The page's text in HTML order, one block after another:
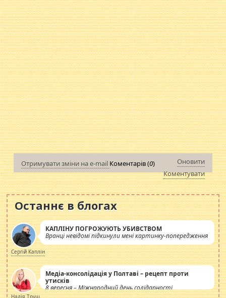
Отримувати зміни на e-mail Коментарів (0)
Оновити
Коментувати
Останнє в блогах
КАПЛІНУ ПОГРОЖУЮТЬ УБИВСТВОМ
Вранці невідомі підкинули мені картинку-попередження
Сергій Каплін
Медіа-консолідація у Полтаві – рецепт проти
утисків
8 вересня – Міжнародний день солідарності
журналістів.
Надія Труш